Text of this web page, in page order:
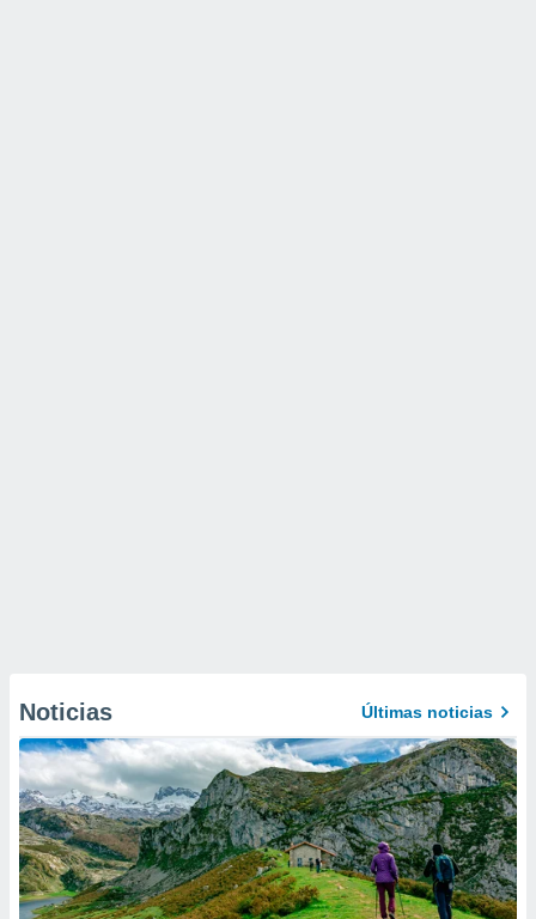
Noticias Últimas noticias